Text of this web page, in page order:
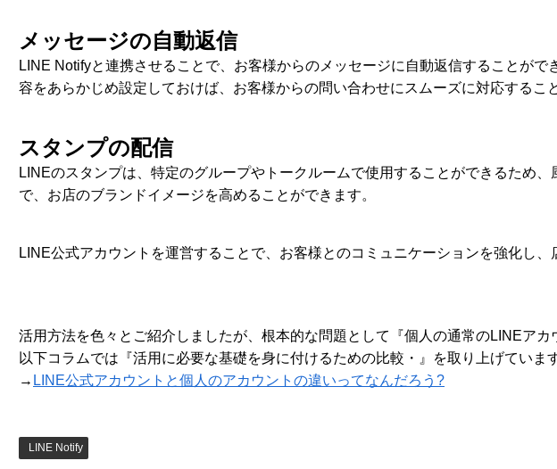
メッセージの自動返信
LINE Notifyと連携させることで、お客様からのメッセージに自動返信することが
容をあらかじめ設定しておけば、お客様からの問い合わせにスムーズに対応するこ
スタンプの配信
LINEのスタンプは、特定のグループやトークルームで使用することができるため
で、お店のブランドイメージを高めることができます。
LINE公式アカウントを運営することで、お客様とのコミュニケーションを強化し、
活用方法を色々とご紹介しましたが、根本的な問題として『個人の通常のLINEア
以下コラムでは『活用に必要な基礎を身に付けるための比較・』を取り上げていま
→ LINE公式アカウントと個人のアカウントの違いってなんだろう?
LINE Notify